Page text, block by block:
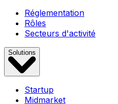
Réglementation
Rôles
Secteurs d'activité
Solutions
Startup
Midmarket